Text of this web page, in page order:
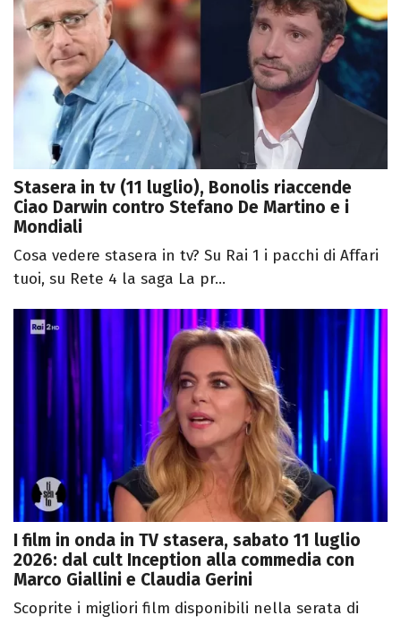
Stasera in tv (11 luglio), Bonolis riaccende
Ciao Darwin contro Stefano De Martino e i
Mondiali
Cosa vedere stasera in tv? Su Rai 1 i pacchi di Affari
tuoi, su Rete 4 la saga La pr...
I film in onda in TV stasera, sabato 11 luglio
2026: dal cult Inception alla commedia con
Marco Giallini e Claudia Gerini
Scoprite i migliori film disponibili nella serata di